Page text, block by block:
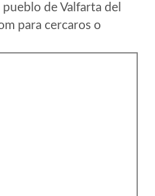
de Valfarta del
para cercaros o